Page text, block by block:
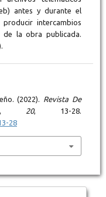
antes y durante el
intercambios
la obra publicada.
(2022). Revista De
20, 13-28.
28